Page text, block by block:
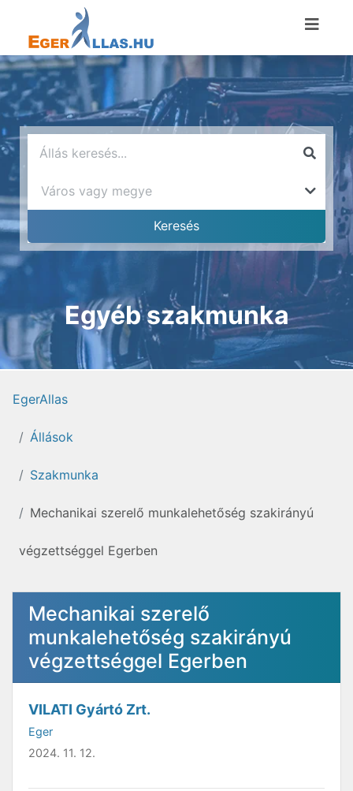
Egyéb szakmunka
EgerAllas
Állások
Szakmunka
Mechanikai szerelő munkalehetőség szakirányú
végzettséggel Egerben
Mechanikai szerelő
munkalehetőség szakirányú
végzettséggel Egerben
VILATI Gyártó Zrt.
Eger
2024. 11. 12.